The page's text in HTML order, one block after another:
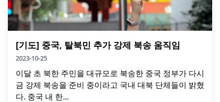
[기도] 중국, 탈북민 추가 강제 북송 움직임
2023-10-25
이달 초 북한 주민을 대규모로 북송한 중국 정부가 다시
금 강제 북송을 준비 중이라고 국내 대북 단체들이 밝혔
다. 중국 내 한...